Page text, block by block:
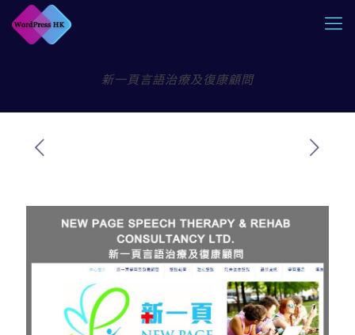
新一頁言語治療及復康顧問